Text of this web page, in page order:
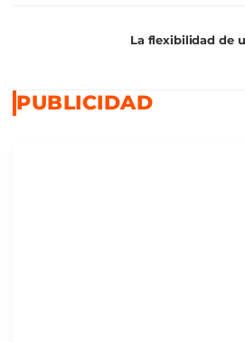
La flexibilidad de
PUBLICIDAD